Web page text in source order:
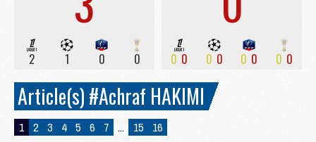
2 1 0 0 0 0 0 0 0 0 0 0
Article(s) #Achraf HAKIMI
1 2 3 4 5 6 7 ... 15 16